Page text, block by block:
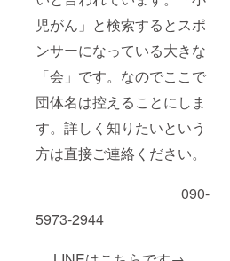
児がん」と検索するとスポ
ンサーになっている大きな
「会」です。なのでここで
団体名は控えることにしま
す。詳しく知りたいという
方は直接ご連絡ください。
090-
5973-2944